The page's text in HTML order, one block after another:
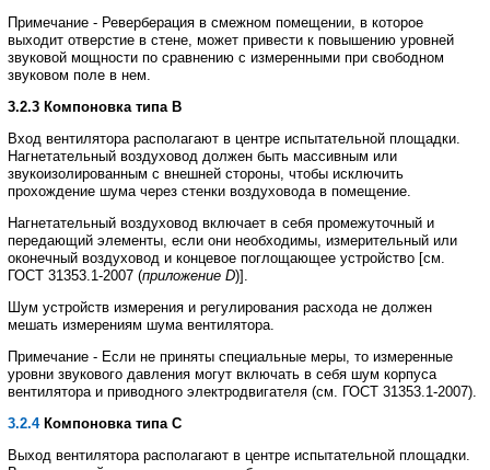
Примечание - Реверберация в смежном помещении в которое
выходит отверстие в стене может привести к повышению уровней
звуковой мощности по сравнению с измеренными при свободном
звуковом поле в нем
3.2.3 Компоновка типа В
Вход вентилятора располагают в центре испытательной площадки
Нагнетательный воздуховод должен быть массивным или
звукоизолированным с внешней стороны чтобы исключить
прохождение шума через стенки воздуховода в помещение
Нагнетательный воздуховод включает в себя промежуточный и
передающий элементы если они необходимы измерительный или
оконечный воздуховод и концевое поглощающее устройство [см
ГОСТ 31353.1 -2007 (приложение D)].
Шум устройств измерения и регулирования расхода не должен
мешать измерениям шума вентилятора
Примечание - Если не приняты специальные меры то измеренные
уровни звукового давления могут включать в себя шум корпуса
вентилятора и приводного электродвигателя (см ГОСТ 31353.1 -2007).
3.2.4 Компоновка типа С
Выход вентилятора располагают в центре испытательной площадки